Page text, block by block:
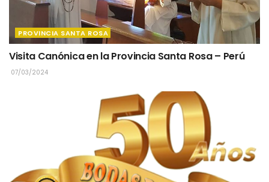
PROVINCIA SANTA ROSA
Visita Canónica en la Provincia Santa Rosa – Perú
07/03/2024